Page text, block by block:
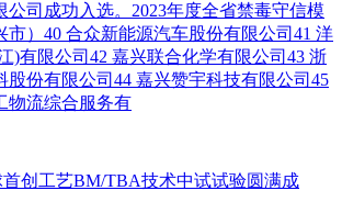
公司成功入选。2023年度全省禁毒守信模
市）40 合众新能源汽车股份有限公司41 洋
)有限公司42 嘉兴联合化学有限公司43 浙
股份有限公司44 嘉兴赞宇科技有限公司45
物流综合服务有